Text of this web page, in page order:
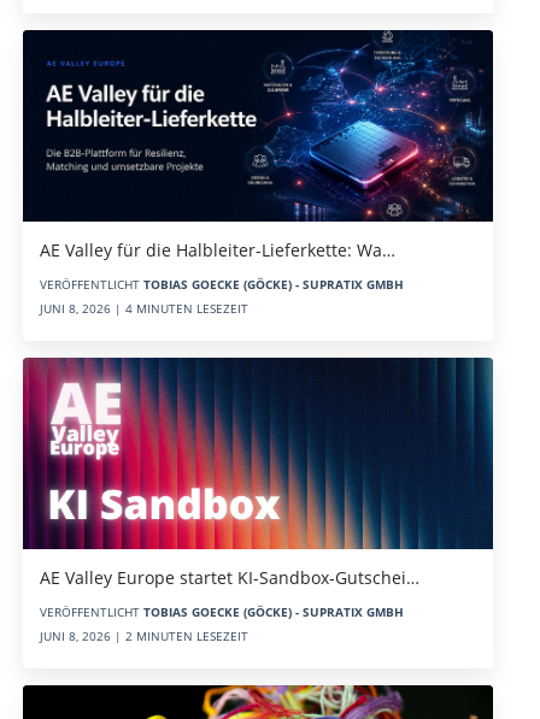
AE Valley für die Halbleiter-Lieferkette: Wa…
VERÖFFENTLICHT TOBIAS GOECKE (GÖCKE) - SUPRATIX GMBH
JUNI 8, 2026 | 4 MINUTEN LESEZEIT
AE Valley Europe startet KI-Sandbox-Gutschei…
VERÖFFENTLICHT TOBIAS GOECKE (GÖCKE) - SUPRATIX GMBH
JUNI 8, 2026 | 2 MINUTEN LESEZEIT